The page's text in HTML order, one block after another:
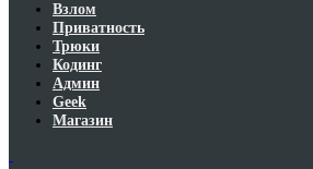
Взлом
Приватность
Трюки
Кодинг
Админ
Geek
Магазин